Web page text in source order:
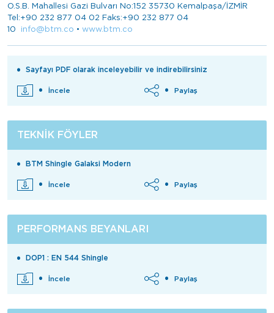
O.S.B. Mahallesi Gazi Bulvarı No:152 35730 Kemalpaşa/İZMİR
Tel:+90 232 877 04 02 Faks:+90 232 877 04
10 info@btm.co • www.btm.co
Sayfayı PDF olarak inceleyebilir ve indirebilirsiniz
İncele Paylaş
TEKNIK FÖYLER
BTM Shingle Galaksi Modern
İncele Paylaş
PERFORMANS BEYANLARI
DOP1 : EN 544 Shingle
İncele Paylaş